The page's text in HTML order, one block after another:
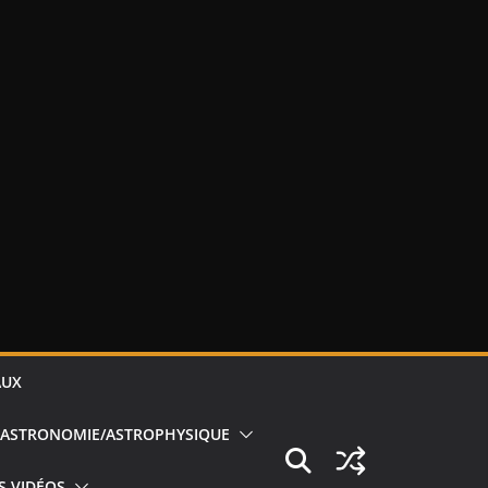
ASTRONOMIE/ASTROPHYSIQUE